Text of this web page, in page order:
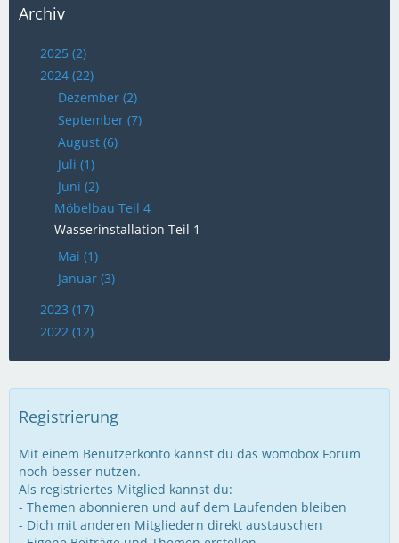
Archiv
2025 (2)
2024 (22)
Dezember (2)
September (7)
August (6)
Juli (1)
Juni (2)
Möbelbau Teil 4
Wasserinstallation Teil 1
Mai (1)
Januar (3)
2023 (17)
2022 (12)
Registrierung
Mit einem Benutzerkonto kannst du das womobox Forum
noch besser nutzen.
Als registriertes Mitglied kannst du:
- Themen abonnieren und auf dem Laufenden bleiben
- Dich mit anderen Mitgliedern direkt austauschen